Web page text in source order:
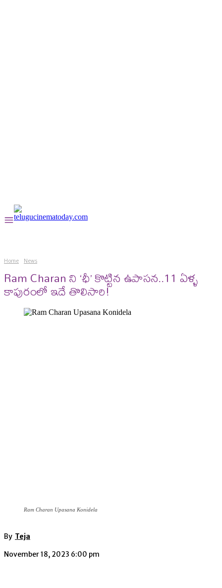
Home News
Ram Charan ని ‘ఛీ’ కొట్టిన ఉపాసన..11 ఏళ్ళ
కాపురంలో ఇదే తొలిసారి!
Ram Charan Upasana Konidela
By Teja
November 18, 2023 6:00 pm